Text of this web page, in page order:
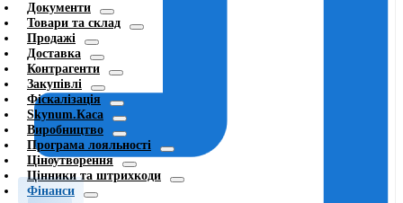
Документи
Товари та склад
Продажі
Доставка
Контрагенти
Закупівлі
Фіскалізація
Skynum.Каса
Виробництво
Програма лояльності
Ціноутворення
Цінники та штрихкоди
Фінанси